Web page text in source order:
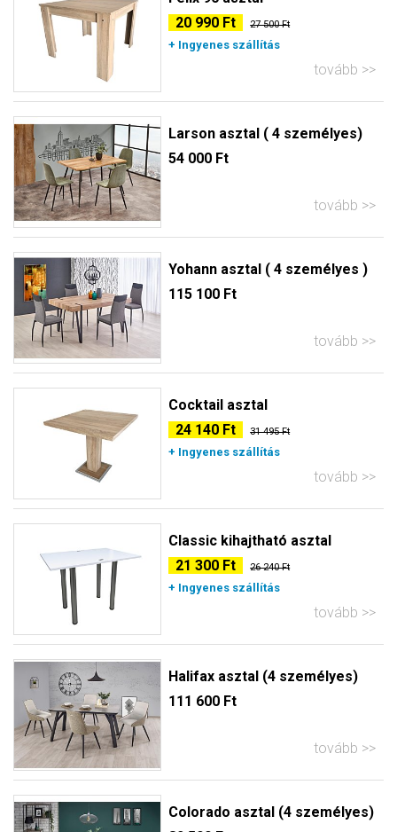
20 990 Ft
27 500 Ft
+ Ingyenes szállítás
tovább
Larson asztal ( 4 személyes)
54 000 Ft
tovább
Yohann asztal ( 4 személyes )
115 100 Ft
tovább
Cocktail asztal
24 140 Ft
31 495 Ft
+ Ingyenes szállítás
tovább
Classic kihajtható asztal
21 300 Ft
26 240 Ft
+ Ingyenes szállítás
tovább
Halifax asztal (4 személyes)
111 600 Ft
tovább
Colorado asztal (4 személyes)